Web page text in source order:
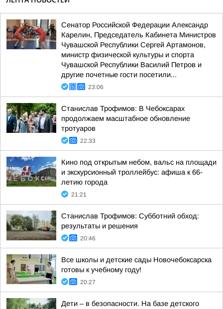
Сенатор Российской Федерации Александр
Карелин, Председатель Кабинета Министров
Чувашской Республики Сергей Артамонов,
министр физической культуры и спорта
Чувашской Республики Василий Петров и
другие почетные гости посетили...
23:06
Станислав Трофимов: В Чебоксарах
продолжаем масштабное обновление
тротуаров
22:33
Кино под открытым небом, вальс на площади
и экскурсионный троллейбус: афиша к 66-
летию города
21:21
Станислав Трофимов: Субботний обход:
результаты и решения
20:46
Все школы и детские сады Новочебоксарска
готовы к учебному году!
20:27
Дети – в безопасности. На базе детского